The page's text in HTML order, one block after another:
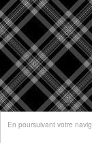
En poursuivant votre